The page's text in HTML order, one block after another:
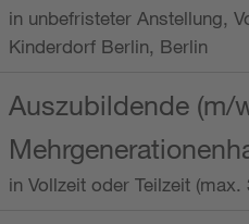
in unbefristeter Anstellung,
Kinderdorf Berlin, Berlin
Auszubildende (m/
in Vollzeit oder Teilzeit